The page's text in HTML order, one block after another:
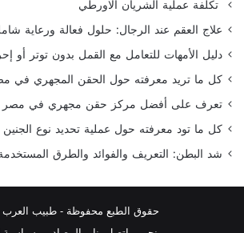
تكلفة عملية الشريان الاورطي
علاج العقم عند الرجال: حلول فعالة ورعاية
دليل الأمهات للتعامل مع القمل بدون توتر أو
كل ما تريد معرفته حول الحقن المجهري في
تعرف على أفضل مركز حقن مجهري في مصر في
كل ما تود معرفته حول عملية تحديد نوع الجنين
شد البطن: التعريف والفوائد والطرق
حقوق الطبع محفوظة -طبيب العرب